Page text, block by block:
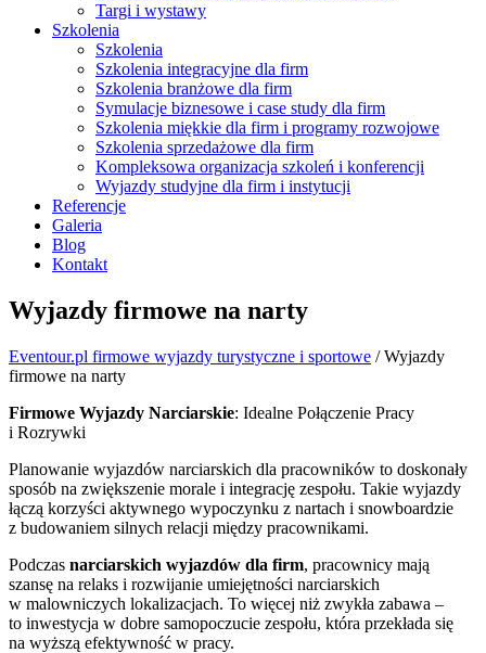
Targi i wystawy
Szkolenia
Szkolenia
Szkolenia integracyjne dla firm
Szkolenia branżowe dla firm
Symulacje biznesowe i case study dla firm
Szkolenia miękkie dla firm i programy rozwojowe
Szkolenia sprzedażowe dla firm
Kompleksowa organizacja szkoleń i konferencji
Wyjazdy studyjne dla firm i instytucji
Referencje
Galeria
Blog
Kontakt
Wyjazdy firmowe na narty
Eventour.pl firmowe wyjazdy turystyczne i sportowe /Wyjazdy
firmowe na narty
Firmowe Wyjazdy Narciarskie: Idealne Połączenie Pracy
i Rozrywki
Planowanie wyjazdów narciarskich dla pracowników to doskonały
sposób na zwiększenie morale i integrację zespołu. Takie wyjazdy
łączą korzyści aktywnego wypoczynku z nartach i snowboardzie
z budowaniem silnych relacji między pracownikami.
Podczas narciarskich wyjazdów dla firm, pracownicy mają
szansę na relaks i rozwijanie umiejętności narciarskich
w malowniczych lokalizacjach. To więcej niż zwykła zabawa –
to inwestycja w dobre samopoczucie zespołu, która przekłada się
na wyższą efektywność w pracy.